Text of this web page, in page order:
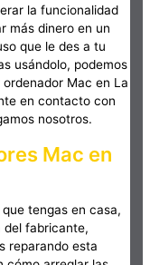
la funcionalidad
más dinero en un
que le des a tu
usándolo, podemos
Mac en La
en contacto con
nosotros.
Mac en
tengas en casa,
del fabricante,
reparando esta